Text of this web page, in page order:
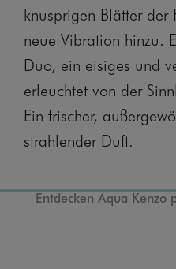
knusprigen Blätter
neue Vibration hinzu.
Duo, ein eisiges und
erleuchtet von der
Ein frischer,
strahlender Duft.
Entdecken Aqua Kenzo